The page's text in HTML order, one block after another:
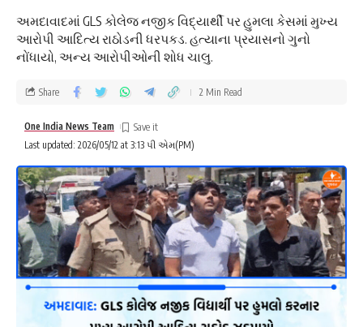
અમદાવાદમાં GLS કોલેજ નજીક વિદ્યાર્થી પર હુમલા કેસમાં મુખ્ય
આરોપી આદિત્ય રાઠોડની ધરપકડ. હત્યાના પ્રયાસનો ગુનો
નોંધાયો, અન્ય આરોપીઓની શોધ ચાલુ.
Last updated: 2026/05/12 at 3:13 પી એમ(PM)
One India News Team
Share 2 Min Read